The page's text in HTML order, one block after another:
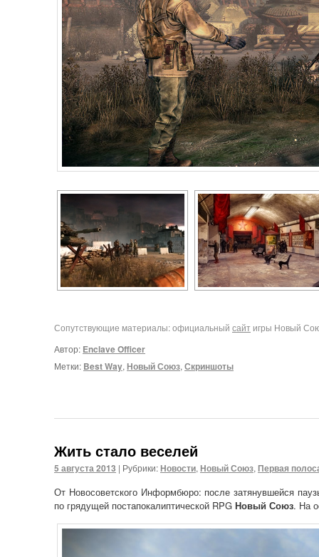
Сопутствующие материалы: официальный сайт игры Новый
Автор: Enclave Officer
Метки: Best Way, Новый Союз, Скриншоты
Жить стало веселей
5 августа 2013 | Рубрики:Новости, Новый Союз, Первая
От Новосоветского Информбюро: после затянувшейся
по грядущей постапокалиптической RPG Новый Союз. На